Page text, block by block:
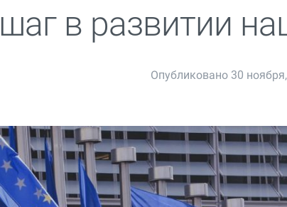
шаг в развитии
Опубликовано 30